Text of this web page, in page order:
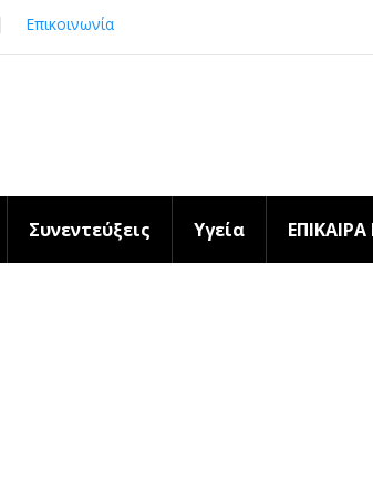
Επικοινωνία
Συνεντεύξεις Υγεία